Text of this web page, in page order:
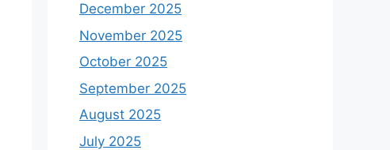
December 2025
November 2025
October 2025
September 2025
August 2025
July 2025